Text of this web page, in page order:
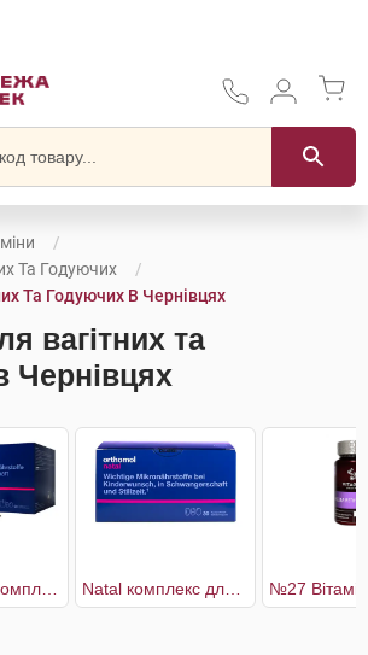
Та Годуючих
Та Годуючих В Чернівцях
вагітних та
Чернівцях